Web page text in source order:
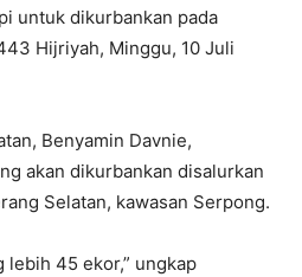
untuk dikurbankan pada
Hijriyah, Minggu, 10 Juli
Benyamin Davnie,
akan dikurbankan disalurkan
Selatan, kawasan Serpong.
lebih 45 ekor,” ungkap